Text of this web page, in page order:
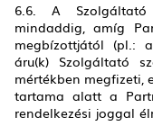
6.6. A
mindaddig, amíg
megbízottjától (pl.:
áru(k) Szolgáltató
mértékben megfizeti,
tartama alatt a
rendelkezési joggal